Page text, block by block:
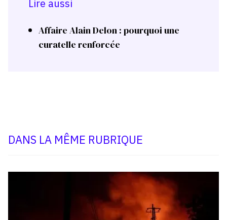
Lire aussi
Affaire Alain Delon : pourquoi une
curatelle renforcée
DANS LA MÊME RUBRIQUE